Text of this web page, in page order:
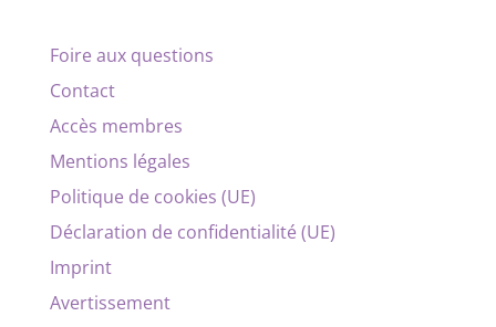
Foire aux questions
Contact
Accès membres
Mentions légales
Politique de cookies (UE)
Déclaration de confidentialité (UE)
Imprint
Avertissement